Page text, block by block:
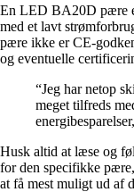
En LED BA20D pære
med et lavt
pære ikke er CE-
og eventuelle
“Jeg har netop
meget tilfreds
Husk altid at læse og
for den specifikke
at få mest muligt ud